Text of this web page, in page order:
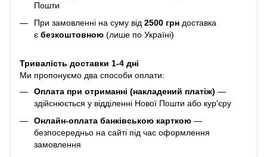
Пошти
При замовленні на суму від 2500 грн доставка
є безкоштовною (лише по Україні)
Тривалість доставки 1-4 дні
Ми пропонуємо два способи оплати:
Оплата при отриманні (накладений платіж) —
здійснюється у відділенні Нової Пошти або кур'єру
Онлайн-оплата банківською карткою —
безпосередньо на сайті під час оформлення
замовлення